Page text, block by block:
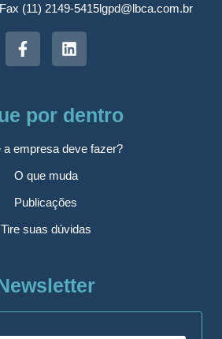
Fax (11) 2149-5415lgpd@lbca.com.br
por dentro
a empresa deve fazer?
O que muda
Publicações
Tire suas dúvidas